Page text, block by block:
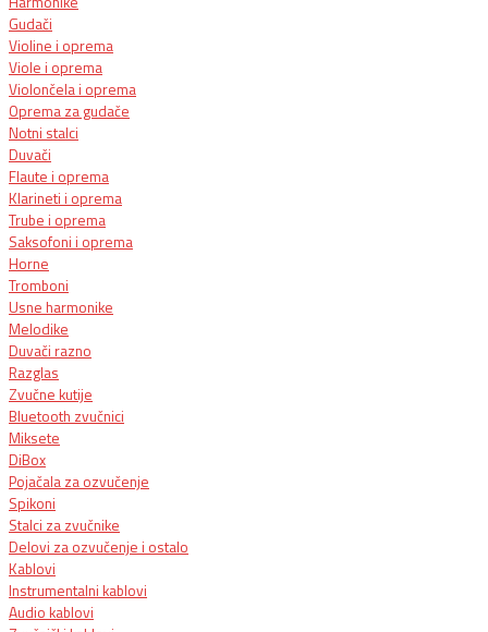
Gudači
Violine i oprema
Viole i oprema
Violončela i oprema
Oprema za gudače
Notni stalci
Duvači
Flaute i oprema
Klarineti i oprema
Trube i oprema
Saksofoni i oprema
Horne
Tromboni
Usne harmonike
Melodike
Duvači razno
Razglas
Zvučne kutije
Bluetooth zvučnici
Miksete
DiBox
Pojačala za ozvučenje
Spikoni
Stalci za zvučnike
Delovi za ozvučenje i ostalo
Kablovi
Instrumentalni kablovi
Audio kablovi